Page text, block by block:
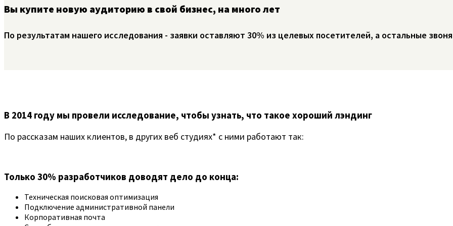
Вы купите новую аудиторию в свой бизнес, на много лет
По результатам нашего исследования - заявки оставляют 30% из целевых посетителей, а остальные
В 2014 году мы провели исследование, чтобы узнать, что такое хороший лэндинг
По рассказам наших клиентов, в других веб студиях* с ними работают так:
Только 30% разработчиков доводят дело до конца:
Техническая поисковая оптимизация
Подключение административной панели
Корпоративная почта